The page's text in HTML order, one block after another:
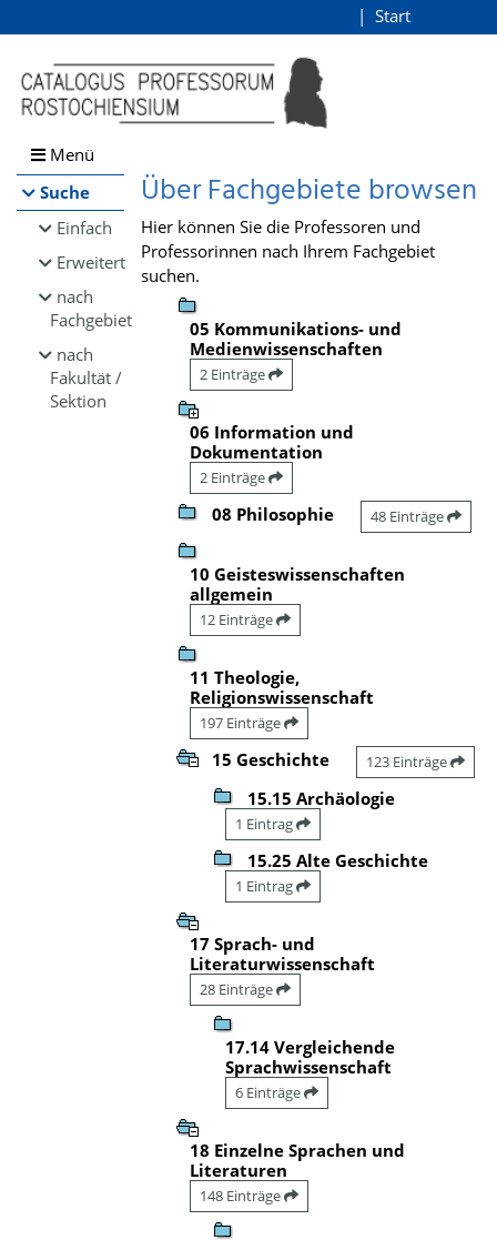
Browsen
direkt zum Inhalt
Start
Menü
Suche
Einfach
Erweitert
nach
Fachgebiet
nach
Fakultät /
Sektion
Über Fachgebiete browsen
Hier können Sie die Professoren und
Professorinnen nach Ihrem Fachgebiet
suchen.
05 Kommunikations- und
Medienwissenschaften
2 Einträge
06 Information und
Dokumentation
2 Einträge
08 Philosophie 48 Einträge
10 Geisteswissenschaften
allgemein
12 Einträge
11 Theologie,
Religionswissenschaft
197 Einträge
15 Geschichte 123 Einträge
15.15 Archäologie
1 Eintrag
15.25 Alte Geschichte
1 Eintrag
17 Sprach- und
Literaturwissenschaft
28 Einträge
17.14 Vergleichende
Sprachwissenschaft
6 Einträge
18 Einzelne Sprachen und
Literaturen
148 Einträge